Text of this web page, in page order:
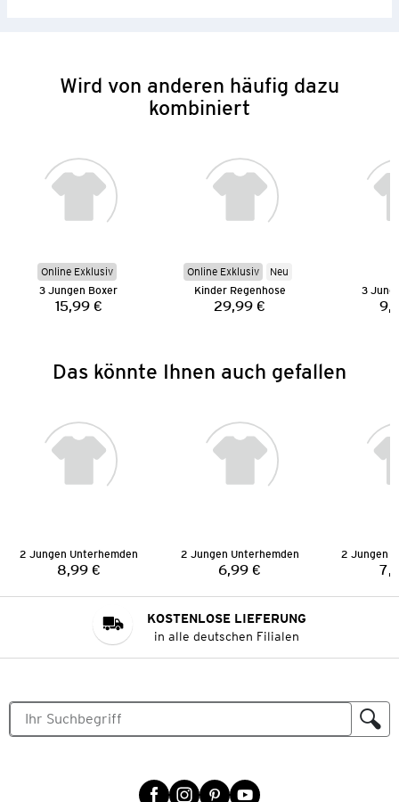
Wird von anderen häufig dazu
kombiniert
Online Exklusiv
3 Jungen Boxer
Preis:
15,99 €
Online Exklusiv
Neu
Kinder Regenhose
Preis:
29,99 €
3
Das könnte Ihnen auch gefallen
2 Jungen Unterhemden
Preis:
8,99 €
2 Jungen Unterhemden
Preis:
6,99 €
2 Jungen
KOSTENLOSE LIEFERUNG
in alle deutschen Filialen